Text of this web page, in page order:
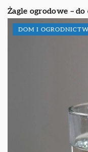
Żagle ogrodowe – do
DOM I